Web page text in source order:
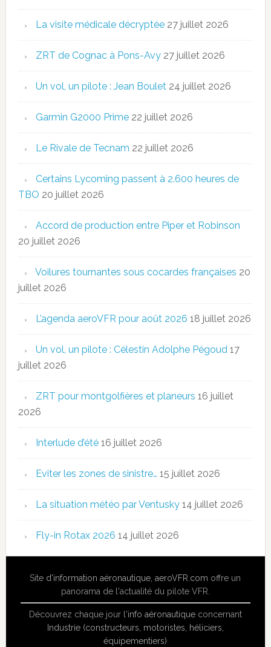
La visite médicale décryptée 27 juillet 2026
ZRT de Cognac à Pons-Avy 27 juillet 2026
Un vol, un pilote : Jean Boulet 24 juillet 2026
Garmin G2000 Prime 22 juillet 2026
Le Rivale de Tecnam 22 juillet 2026
Certains Lycoming passent à 2.600 heures de
TBO 20 juillet 2026
Accord de production entre Piper et Robinson
20 juillet 2026
Voilures tournantes sous cocardes françaises 20
juillet 2026
L’agenda aeroVFR pour août 2026 18 juillet 2026
Un vol, un pilote : Célestin Adolphe Pégoud 17
juillet 2026
ZRT pour montgolfières et planeurs 16 juillet
2026
Interlude d’été 16 juillet 2026
Eviter les zones de sinistre… 15 juillet 2026
La situation météo par Ventusky 14 juillet 2026
Fly-in Rotax 2026 14 juillet 2026
Site d'information aéronautique ,aeroVFR.com offre un
panorama de l'actualité du pilote VFR.
Découvrez chaque jour l'info aéronautiqueconcernant
Industrie (constructeurs, motoristes, héliciers,
équipementiers)